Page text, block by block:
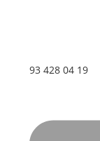
93 428 04 19